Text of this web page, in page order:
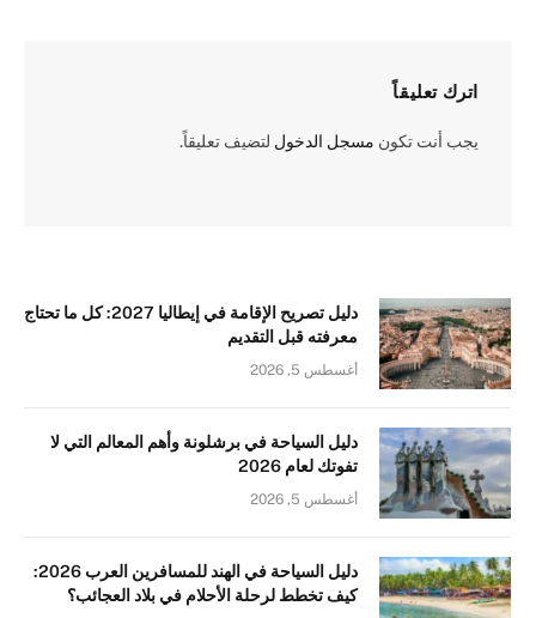
اترك تعليقاً
يجب أنت تكون مسجل الدخول لتضيف تعليقاً.
دليل تصريح الإقامة في إيطاليا 2027: كل ما تحتاج
معرفته قبل التقديم
أغسطس 5, 2026
دليل السياحة في برشلونة وأهم المعالم التي لا
تفوتك لعام 2026
أغسطس 5, 2026
دليل السياحة في الهند للمسافرين العرب 2026:
كيف تخطط لرحلة الأحلام في بلاد العجائب؟